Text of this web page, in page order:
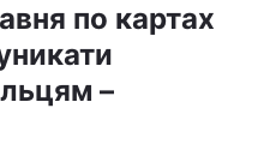
по картах
–